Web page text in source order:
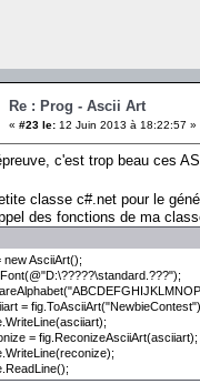
Re : Prog - Ascii Art
« #23 le: 12 Juin 2013 à 18:22:57 »
c'est trop beau ces
classe c#.net pour le
des fonctions de ma
AsciiArt();
= fig.ReconizeAsciiArt(asciiart);